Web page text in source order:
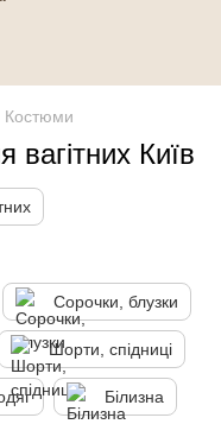
Костюми
вагітних Київ
Сорочки, блузки
Шорти, спідниці
Білизна